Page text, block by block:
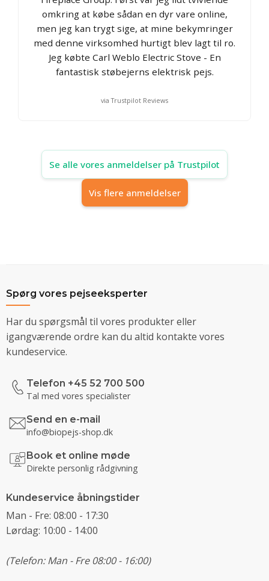
omkring at købe sådan en dyr vare online,
men jeg kan trygt sige, at mine bekymringer
med denne virksomhed hurtigt blev lagt til ro.
Jeg købte Carl Weblo Electric Stove - En
fantastisk støbejerns elektrisk pejs.
via Trustpilot Reviews
Se alle vores anmeldelser på Trustpilot
Vis flere anmeldelser
Spørg vores pejseeksperter
Har du spørgsmål til vores produkter eller
igangværende ordre kan du altid kontakte vores
kundeservice.
Telefon +45 52 700 500
Tal med vores specialister
Send en e-mail
info@biopejs-shop.dk
Book et online møde
Direkte personlig rådgivning
Kundeservice åbningstider
Man - Fre: 08:00 - 17:30
Lørdag: 10:00 - 14:00
(Telefon: Man - Fre 08:00 - 16:00)